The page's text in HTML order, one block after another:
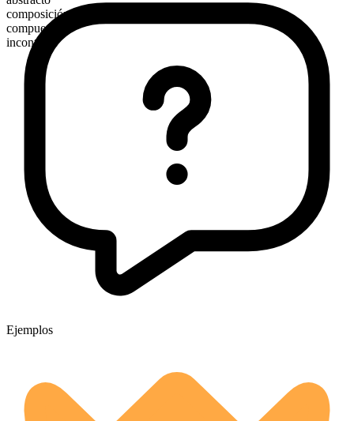
composición morfológica
compuesto
incontable
Ejemplos